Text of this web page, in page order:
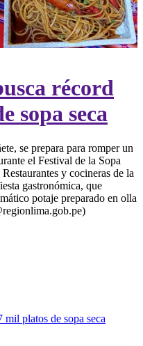
récord
sopa seca
se prepara para romper un
el Festival de la Sopa
y cocineras de la
gastronómica, que
potaje preparado en olla